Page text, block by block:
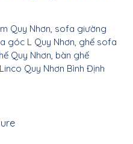
Quy Nhơn, sofa giường
góc L Quy Nhơn, ghế sofa
Quy Nhơn, bàn ghế
Quy Nhơn Bình Định